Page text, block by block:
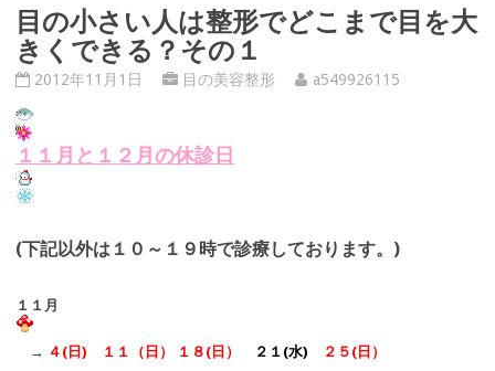
目の小さい人は整形でどこまで目を大
きくできる？その１
2012年11月1日 目の美容整形 a549926115
１１月と１２月の休診日
(下記以外は１０～１９時で診療しております。)
１１月
→ ４(日) １１（日） １８(日） ２１(水) ２５(日）